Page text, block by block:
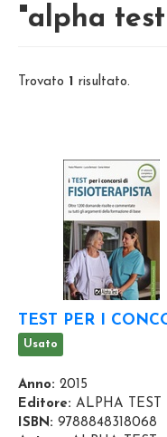
"alpha
Trovato 1 risultato.
TEST PER I
Usato
Anno: 2015
Editore: ALPHA TEST
ISBN: 9788848318068